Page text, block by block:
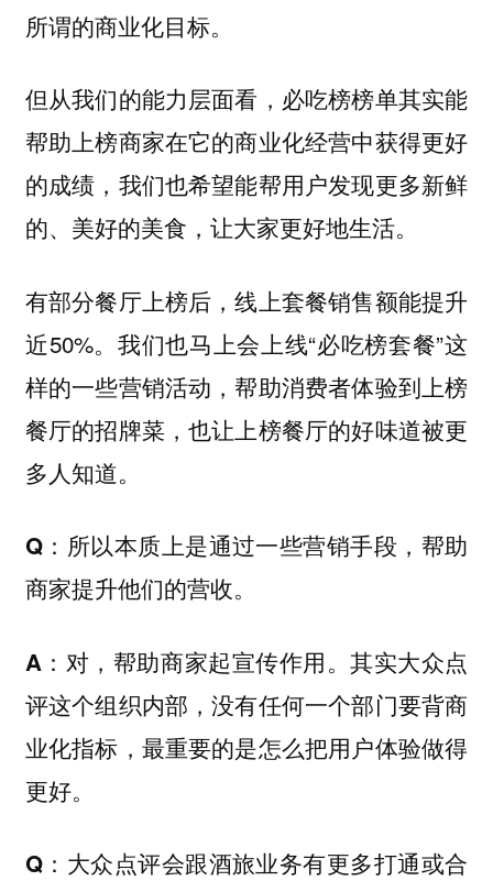
所谓的商业化目标。
但从我们的能力层面看，必吃榜榜单其实能
帮助上榜商家在它的商业化经营中获得更好
的成绩，我们也希望能帮用户发现更多新鲜
的、美好的美食，让大家更好地生活。
有部分餐厅上榜后，线上套餐销售额能提升
近50%。我们也马上会上线“必吃榜套餐”这
样的一些营销活动，帮助消费者体验到上榜
餐厅的招牌菜，也让上榜餐厅的好味道被更
多人知道。
Q：所以本质上是通过一些营销手段，帮助
商家提升他们的营收。
A： 对，帮助商家起宣传作用。其实大众点
评这个组织内部，没有任何一个部门要背商
业化指标，最重要的是怎么把用户体验做得
更好。
Q：大众点评会跟酒旅业务有更多打通或合